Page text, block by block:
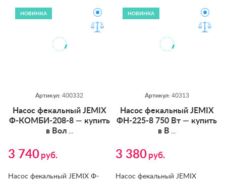
НОВИНКА
Артикул: 400332
На­сос фе­каль­ный JEMIX
Ф-КОМ­БИ-208-8 — ку­пить
в Вол …
3 740 руб.
Насос фекальный JEMIX Ф-
НОВИНКА
Артикул: 40313
На­сос фе­каль­ный JEMIX
ФН-225-8 750 Вт — ку­пить
в В …
3 380 руб.
Насос фекальный JEMIX